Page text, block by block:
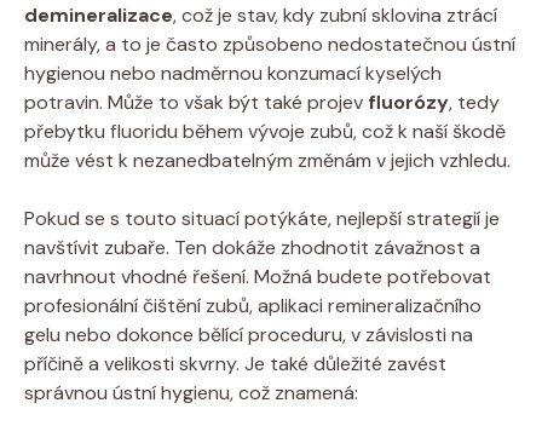
demineralizace, což je stav, kdy zubní sklovina ztrácí
minerály, a to je často způsobeno nedostatečnou ústní
hygienou nebo nadměrnou konzumací kyselých
potravin. Může to však být také projev fluorózy, tedy
přebytku fluoridu během vývoje zubů, což k naší škodě
může vést k nezanedbatelným změnám v jejich vzhledu.
Pokud se s touto situací potýkáte, nejlepší strategií je
navštívit zubaře. Ten dokáže zhodnotit závažnost a
navrhnout vhodné řešení. Možná budete potřebovat
profesionální čištění zubů, aplikaci remineralizačního
gelu nebo dokonce bělící proceduru, v závislosti na
příčině a velikosti skvrny. Je také důležité zavést
správnou ústní hygienu, což znamená: